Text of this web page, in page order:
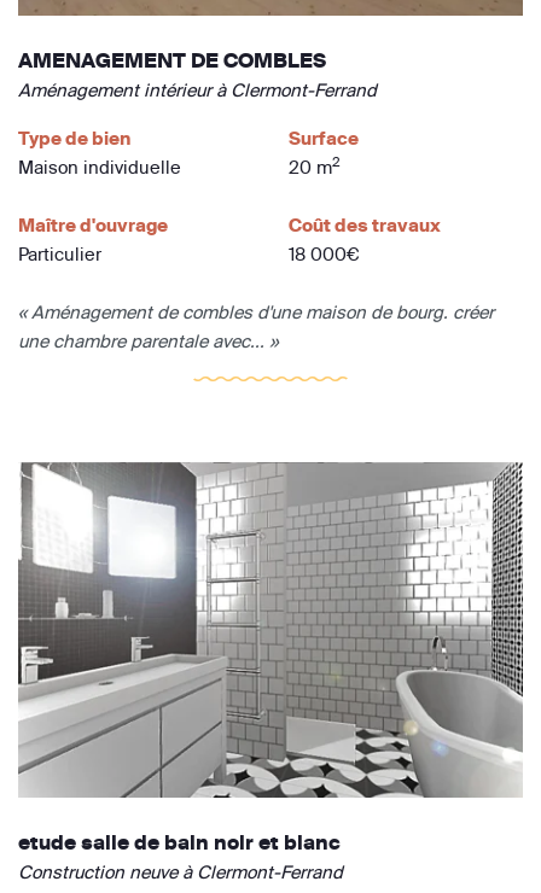
AMENAGEMENT DE COMBLES
Aménagement intérieur à Clermont-Ferrand
Type de bien
Maison individuelle
Surface
20 m2
Maître d'ouvrage
Particulier
Coût des travaux
18 000€
« Aménagement de combles d'une maison de bourg. créer
une chambre parentale avec... »
etude salle de bain noir et blanc
Construction neuve à Clermont-Ferrand